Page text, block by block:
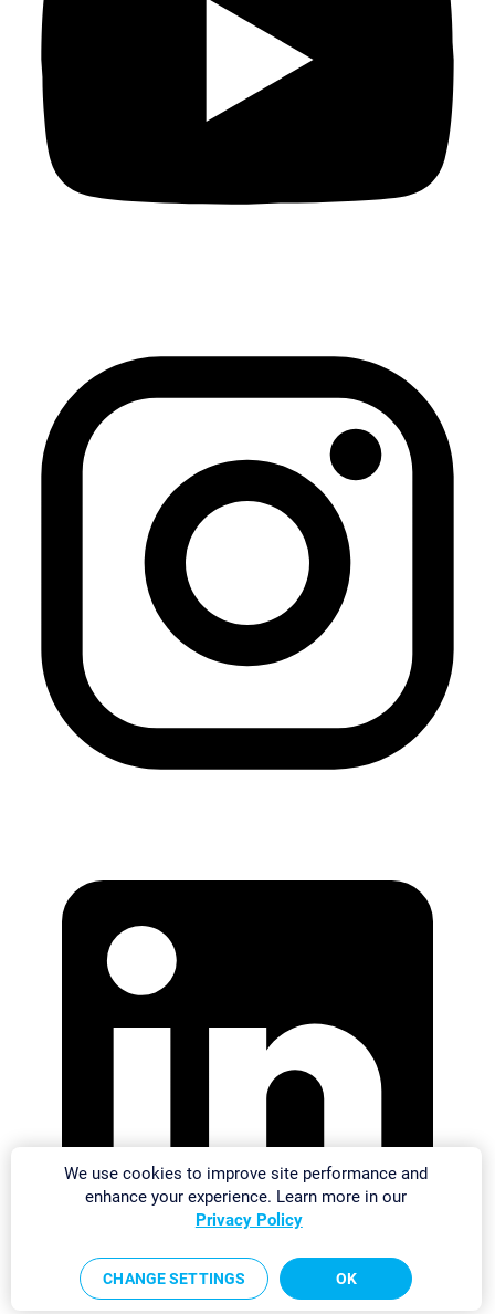
We use cookies to improve site performance and
enhance your experience. Learn more in our
Privacy Policy
CHANGE SETTINGS OK